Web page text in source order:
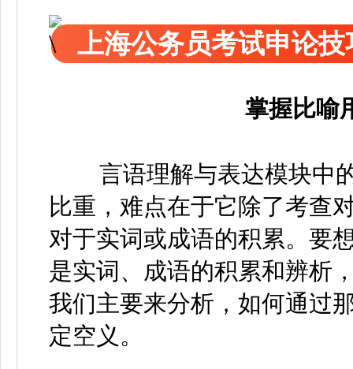
上海公务员考试申论
掌握比喻
言语理解与表达模块中
比重，难点在于它除了考查
对于实词或成语的积累。要
是实词、成语的积累和辨析
我们主要来分析，如何通过
定空义。